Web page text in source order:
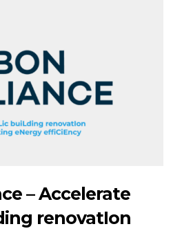
– Accelerate
renovatIon